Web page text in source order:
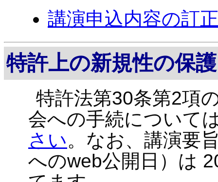
講演申込内容の訂
特許上の新規性の保護
特許法第30条第2項
会への手続について
さい。なお、講演要
へのweb公開日）は